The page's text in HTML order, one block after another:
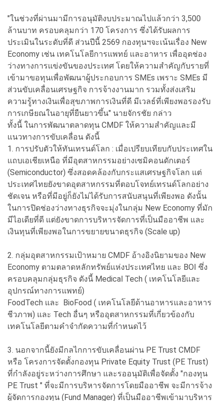
"ในช่วงที่ผ่านมามีการอนุมัติงบประมาณไปแล้วกว่า 3,500
ล้านบาท ครอบคลุมกว่า 170 โครงการ ซึ่งได้รับผลการ
ประเมินในระดับที่ดี ส่วนปีนี้ 2569 กองทุนฯจะเน้นเรื่อง New
Economy เช่น เทคโนโลยีการแพทย์ และอาหาร เพื่ออุดช่อง
ว่างทางการแข่งขันของประเทศ โดยให้ความสำคัญกับรายที่
เข้ามาขอทุนเพื่อพัฒนาผู้ประกอบการ SMEs เพราะ SMEs มี
ส่วนขับเคลื่อนเศรษฐกิจ การจ้างงานมาก รวมทั้งส่งเสริม
ความรู้ทางเงินเพื่อสุขภาพการเงินที่ดี มีเวลธ์ที่เพียงพอรองรับ
การเกษียณในอายุที่ยืนยาวขึ้น" นายจักรชัย กล่าว
ทั้งนี้ ในการพัฒนาตลาดทุน CMDF ให้ความสำคัญและมี
แนวทางการขับเคลื่อน ดังนี้
1. การปรับตัวให้ทันเทรนด์โลก : เมื่อเปรียบเทียบกับประเทศใน
แถบเอเชียเหนือ ที่มีอุตสาหกรรมอย่างเซมิคอนดักเตอร์
(Semiconductor) ซึ่งสอดคล้องกับกระแสเศรษฐกิจโลก แต่
ประเทศไทยยังขาดอุตสาหกรรมที่ตอบโจทย์เทรนด์โลกอย่าง
ชัดเจน หรือที่มีอยู่ก็ยังไม่ได้รับการสนับสนุนที่เพียงพอ ดังนั้น
ในการปิดช่องว่างทางธุรกิจจะมุ่งในกลุ่ม New Economy ที่มัก
มีไอเดียที่ดี แต่ยังขาดการบริหารจัดการที่เป็นมืออาชีพ และ
เงินทุนที่เพียงพอในการขยายขนาดธุรกิจ (Scale up)
2. กลุ่มอุตสาหกรรมเป้าหมาย CMDF อ้างอิงนิยามของ New
Economy ตามตลาดหลักทรัพย์แห่งประเทศไทย และ BOI ซึ่ง
ครอบคลุมกลุ่มธุรกิจ ดังนี้ Medical Tech ( เทคโนโลยีและ
อุปกรณ์ทางการแพทย์)
FoodTech และ BioFood ( เทคโนโลยีด้านอาหารและอาหาร
ชีวภาพ) และ Tech อื่นๆ หรืออุตสาหกรรมที่เกี่ยวข้องกับ
เทคโนโลยีตามคำจำกัดความที่กำหนดไว้
3. นอกจากนี้ยังมีกลไกการขับเคลื่อนผ่าน PE Trust CMDF
หรือ โครงการจัดตั้งกองทุน Private Equity Trust (PE Trust)
ที่กำลังอยู่ระหว่างการศึกษา และรออนุมัติเพื่อจัดตั้ง "กองทุน
PE Trust " ที่จะมีการบริหารจัดการโดยมืออาชีพ จะมีการจ้าง
ผู้จัดการกองทุน (Fund Manager) ที่เป็นมืออาชีพเข้ามาบริหาร